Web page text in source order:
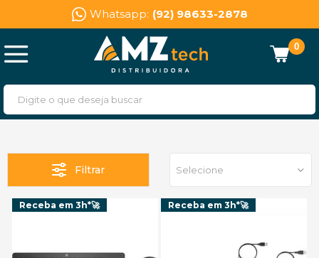
Whatsapp: (92) 98633-2878
0
Filtrar Selecione
Receba em 3h*🚀 Receba em 3h*🚀